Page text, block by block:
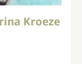
Kroeze